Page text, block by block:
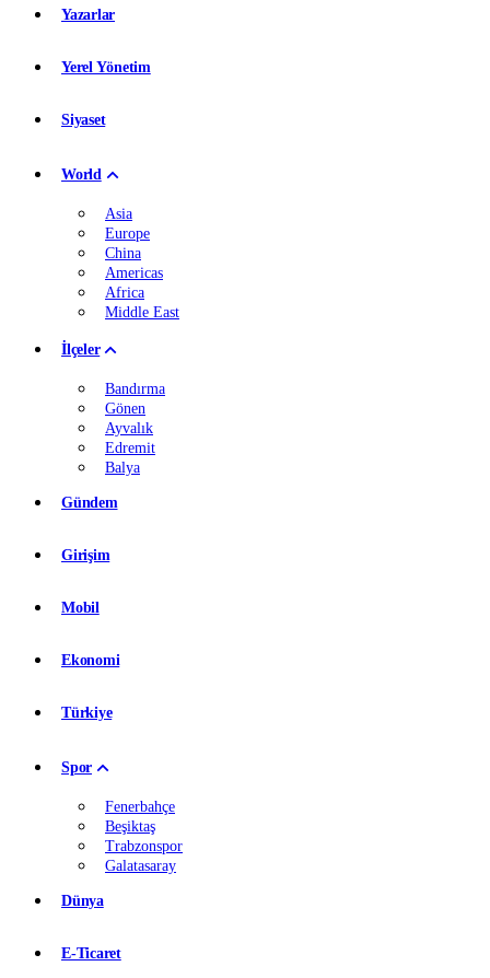
Yazarlar
Yerel Yönetim
Siyaset
World
Asia
Europe
China
Americas
Africa
Middle East
İlçeler
Bandırma
Gönen
Ayvalık
Edremit
Balya
Gündem
Girişim
Mobil
Ekonomi
Türkiye
Spor
Fenerbahçe
Beşiktaş
Trabzonspor
Galatasaray
Dünya
E-Ticaret